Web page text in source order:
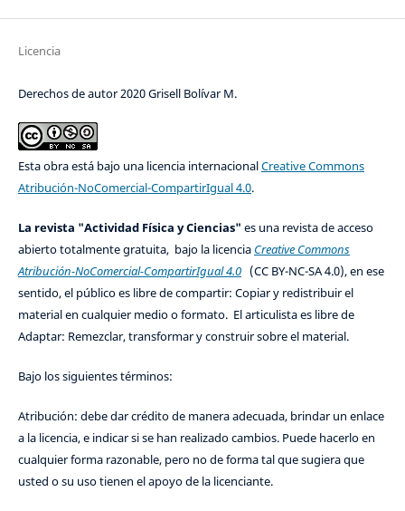
Licencia
Derechos de autor 2020 Grisell Bolívar M.
Esta obra está bajo una licencia internacionalCreative Commons
Atribución-NoComercial-CompartirIgual 4.0.
La revista "Actividad Física y Ciencias" es una revista de acceso
abierto totalmente gratuita, bajo la licencia Creative Commons
Atribución-NoComercial-CompartirIgual 4.0(CC BY-NC-SA 4.0), en ese
sentido, el público es libre de compartir: Copiar y redistribuir el
material en cualquier medio o formato. El articulista es libre de
Adaptar: Remezclar, transformar y construir sobre el material.
Bajo los siguientes términos:
Atribución: debe dar crédito de manera adecuada, brindar un enlace
a la licencia, e indicar si se han realizado cambios. Puede hacerlo en
cualquier forma razonable, pero no de forma tal que sugiera que
usted o su uso tienen el apoyo de la licenciante.